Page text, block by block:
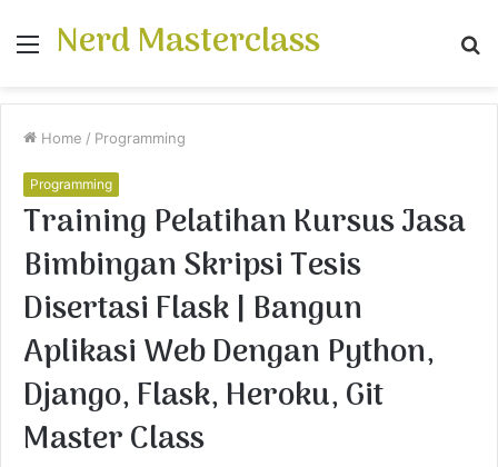
Menu
Nerd Masterclass
Home / Programming
Programming
Training Pelatihan Kursus Jasa
Bimbingan Skripsi Tesis
Disertasi Flask | Bangun
Aplikasi Web Dengan Python,
Django, Flask, Heroku, Git
Master Class